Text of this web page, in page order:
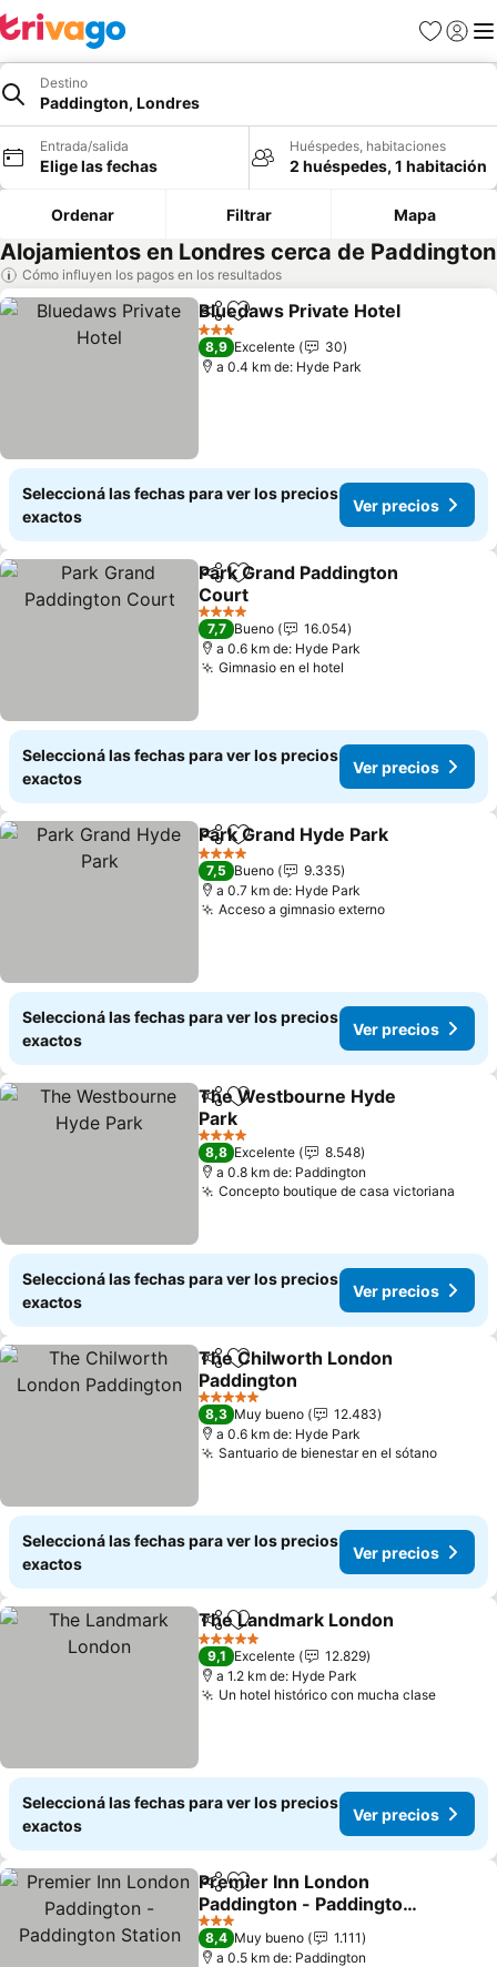
Favoritos
Iniciar
Destino
Paddington, Londres
Entrada/salida
Elige las fechas
Huéspedes, habitaciones
2 huéspedes, 1 habitación
Ordenar Filtrar Mapa
Alojamientos en Londres cerca de Paddington
Cómo influyen los pagos en los resultados
CompartirAñadir a favoritos
Bluedaws Private Hotel
3 Estrellas
8,9 Excelente
30
a 0.4 km de: Hyde Park
Seleccioná las fechas para ver los precios
exactos
Ver precios
CompartirAñadir a favoritos
Park Grand Paddington
Court
Ver precios
4 Estrellas
7,7 Bueno
16.054
a 0.6 km de: Hyde Park
Gimnasio en el hotel
Seleccioná las fechas para ver los precios
exactos
Ver precios
CompartirAñadir a favoritos
Park Grand Hyde Park
4 Estrellas
7,5 Bueno
9.335
a 0.7 km de: Hyde Park
Acceso a gimnasio externoVer precios
Seleccioná las fechas para ver los precios
exactos
Ver precios
Compartir
Añadir a favoritos
The Westbourne Hyde
Park
Ver precios
4 Estrellas
8,8 Excelente
8.548
a 0.8 km de: Paddington
Concepto boutique de casa victoriana
Seleccioná las fechas para ver los precios
exactos
Ver precios
Compartir
Añadir a favoritos
The Chilworth London
Paddington
Ver precios
5 Estrellas
8,3 Muy bueno
12.483
a 0.6 km de: Hyde Park
Santuario de bienestar en el sótanoVer
Seleccioná las fechas para ver los precios
exactos
Ver precios
Compartir
Añadir a favoritos
The Landmark London
5 Estrellas
9,1 Excelente
12.829
a 1.2 km de: Hyde Park
Un hotel histórico con mucha claseVer
Seleccioná las fechas para ver los precios
exactos
Ver precios
CompartirAñadir a favoritos
Premier Inn London
Paddington - Paddington
Station
Ver precios
3 Estrellas
8,4 Muy bueno
1.111
a 0.5 km de: Paddington